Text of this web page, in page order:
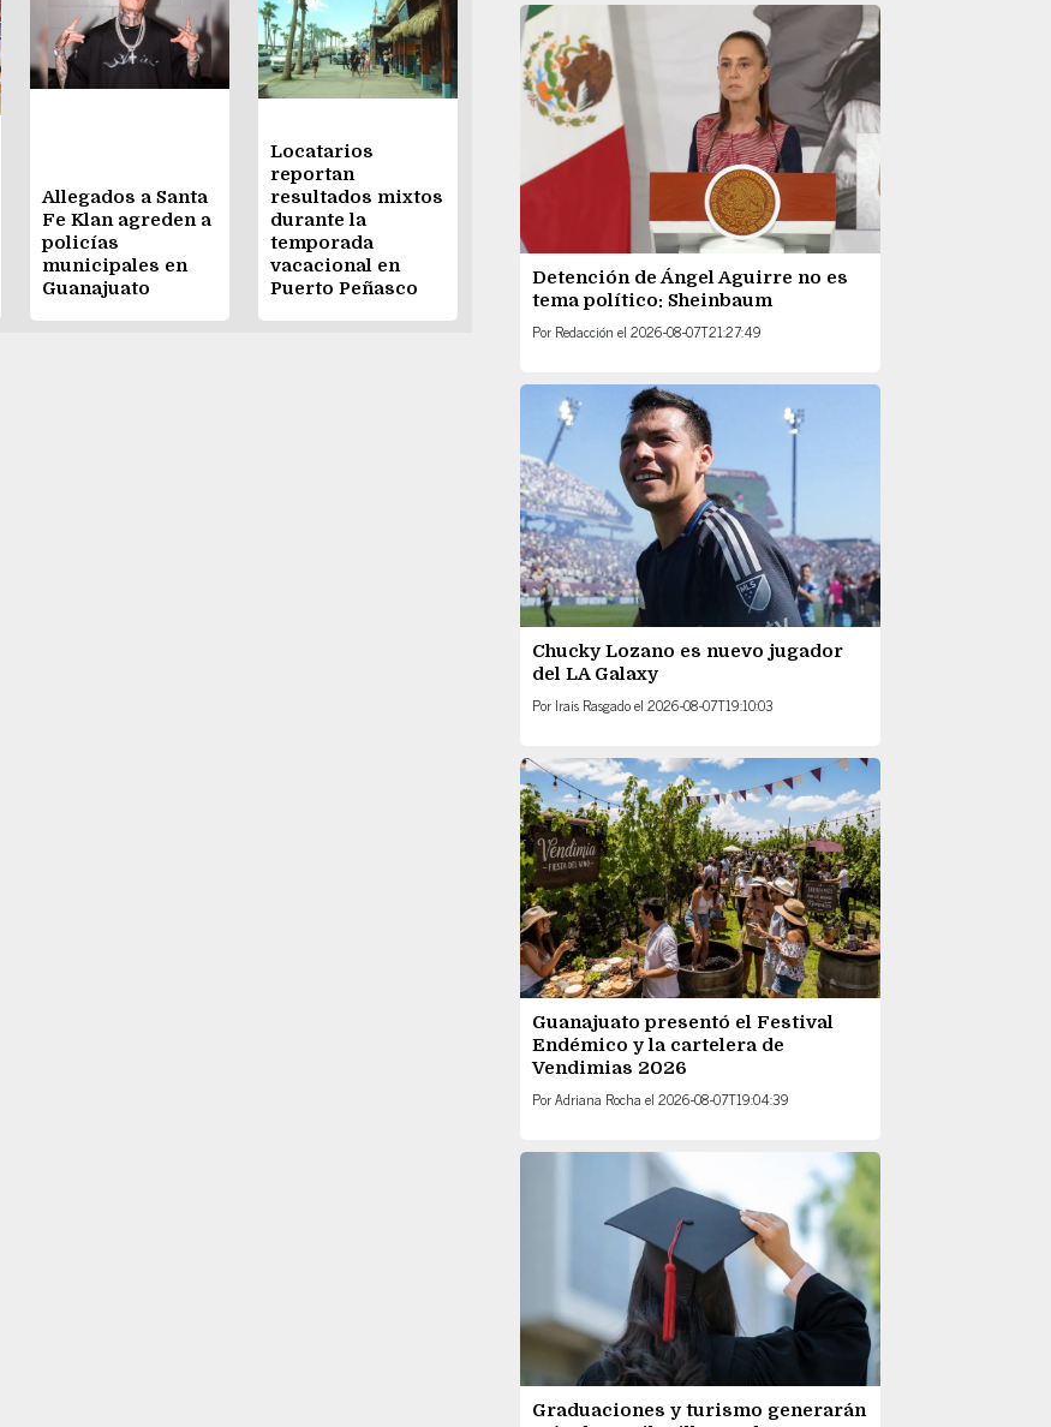
Allegados a Santa
Fe Klan agreden a
policías
municipales en
Guanajuato
Locatarios
reportan
resultados mixtos
durante la
temporada
vacacional en
Puerto Peñasco
Detención de Ángel Aguirre no es
tema político: Sheinbaum
Por Redacción el 2026-08-07T21:27:49
Chucky Lozano es nuevo jugador
del LA Galaxy
Por Irais Rasgadoel 2026-08-07T19:10:03
Guanajuato presentó el Festival
Endémico y la cartelera de
Vendimias 2026
PorAdriana Rocha el 2026-08-07T19:04:39
Graduaciones y turismo generarán